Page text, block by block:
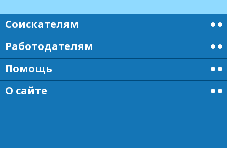
Соискателям
Работодателям
Помощь
О сайте